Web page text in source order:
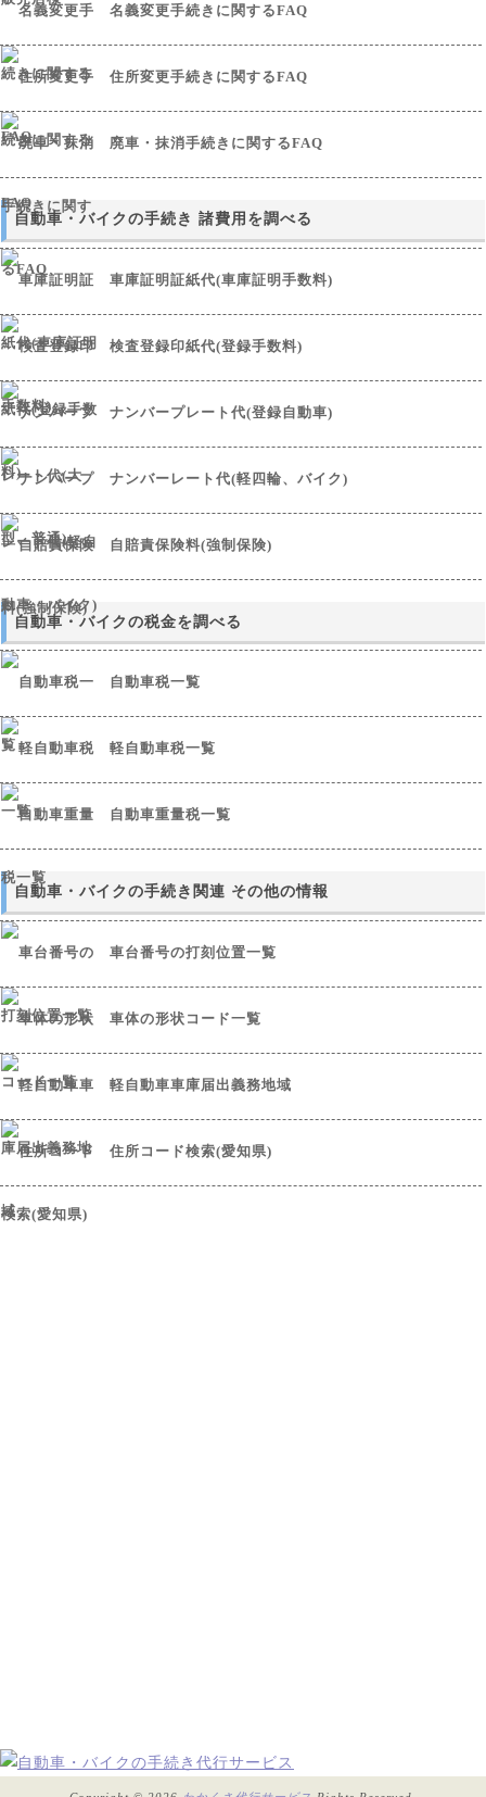
名義変更手続きに関するFAQ
住所変更手続きに関するFAQ
廃車・抹消手続きに関するFAQ
自動車・バイクの手続き 諸費用を調べる
車庫証明証紙代(車庫証明手数料)
検査登録印紙代(登録手数料)
ナンバープレート代(登録自動車)
ナンバーレート代(軽四輪、バイク)
自賠責保険料(強制保険)
自動車・バイクの税金を調べる
自動車税一覧
軽自動車税一覧
自動車重量税一覧
自動車・バイクの手続き関連 その他の情報
車台番号の打刻位置一覧
車体の形状コード一覧
軽自動車車庫届出義務地域
住所コード検索(愛知県)